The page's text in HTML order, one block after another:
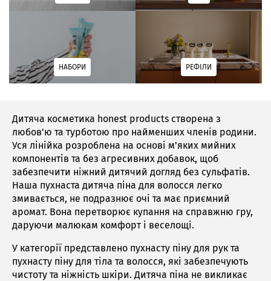
НАБОРИ РЕФІЛИ
Дитяча косметика honest products створена з
любов’ю та турботою про найменших членів родини.
Уся лінійка розроблена на основі м’яких мийних
компонентів та без агресивних добавок, щоб
забезпечити ніжний дитячий догляд без сульфатів.
Наша пухнаста дитяча піна для волосся легко
змивається, не подразнює очі та має приємний
аромат. Вона перетворює купання на справжню гру,
даруючи малюкам комфорт і веселощі.
У категорії представлено пухнасту піну для рук та
пухнасту піну для тіла та волосся, які забезпечують
чистоту та ніжність шкіри. Дитяча піна не викликає